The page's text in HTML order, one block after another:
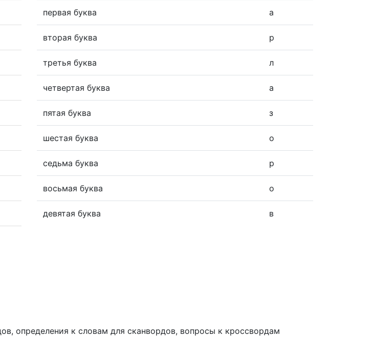
первая буква а
вторая буква р
третья буква л
четвертая буква а
пятая буква з
шестая буква о
седьма буква р
восьмая буква о
девятая буква в
определения к словам для сканвордов, вопросы к кроссвордам